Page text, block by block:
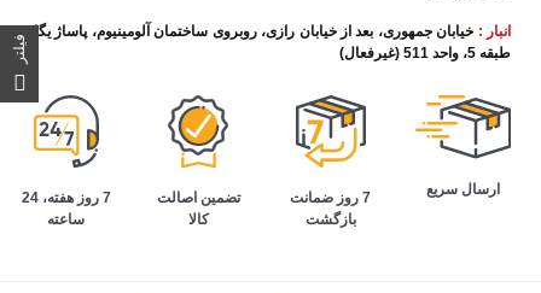
انبار : خیابان جمهوری، بعد از خیابان رازی، روبروی ساختمان آلومینیوم، پاساژ یگانه،
طبقه 5، واحد 511 (غیرفعال)
ارسال سریع
7 روز ضمانت
بازگشت
تضمین اصالت
کالا
7 روز هفته، 24
ساعته
فیلتر